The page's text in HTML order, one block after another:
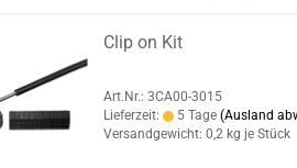
Clip on Kit
Art.Nr.: 3CA00-3015
Lieferzeit:
5 Tage (Ausland
Versandgewicht: 0,2 kg je Stück